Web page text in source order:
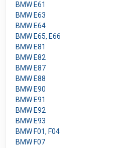
BMW E61
BMW E63
BMW E64
BMW E65, E66
BMW E81
BMW E82
BMW E87
BMW E88
BMW E90
BMW E91
BMW E92
BMW E93
BMW F01, F04
BMW F07